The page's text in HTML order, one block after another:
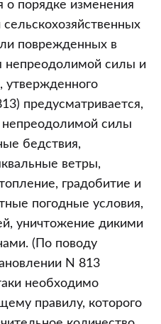
о порядке изменения
поврежденных в
непреодолимой силы и
утвержденного
предусматривается,
силы
бедствия,
ветры,
градобитие и
погодные условия,
уничтожение дикими
(По поводу
N 813
необходимо
правилу, которого